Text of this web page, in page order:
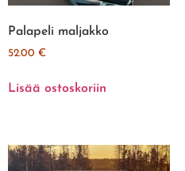
Palapeli maljakko
52.00 €
Lisää ostoskoriin